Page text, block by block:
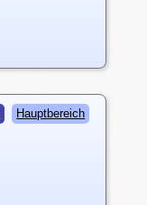
Hauptbereich